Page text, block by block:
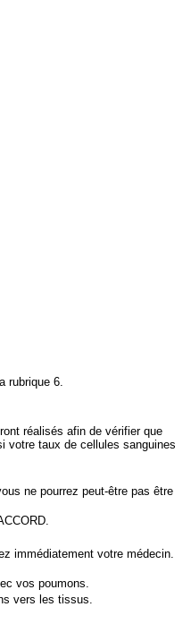
rubrique 6.
réalisés afin de vérifier que
votre taux de cellules sanguines
ne pourrez peut-être pas être
.
immédiatement votre médecin.
vos poumons.
vers les tissus.